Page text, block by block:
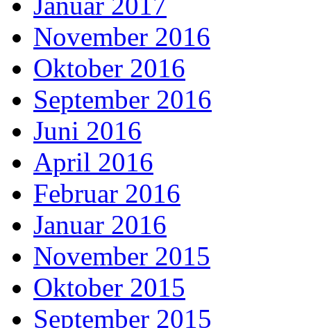
November 2016
Oktober 2016
September 2016
Juni 2016
April 2016
Februar 2016
Januar 2016
November 2015
Oktober 2015
September 2015